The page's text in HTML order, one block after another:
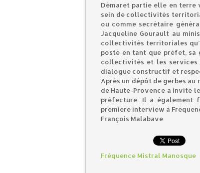
Démaret partie elle en terre
sein de collectivités
ou comme secrétaire
Jacqueline Gourault au
collectivités territoriales
poste en tant que préfet, sa
collectivités et les services
dialogue constructif et
Après un dépôt de gerbes
de Haute-Provence a invité
préfecture. Il a également
première interview à
François Malabave
Fréquence Mistral Manosque